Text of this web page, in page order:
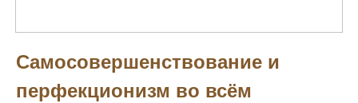
Самосовершенствование и
перфекционизм во всём